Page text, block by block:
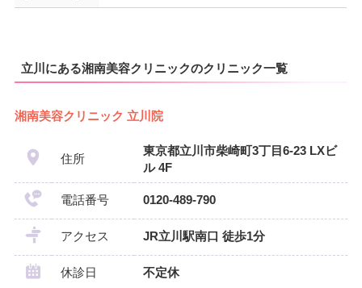
立川にある湘南美容クリニックのクリニック一覧
湘南美容クリニック 立川院
住所
東京都立川市柴崎町3丁目6-23 LXビ
ル 4F
電話番号 0120-489-790
アクセス JR立川駅南口 徒歩1分
休診日 不定休